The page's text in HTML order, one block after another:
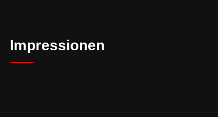
Impressionen